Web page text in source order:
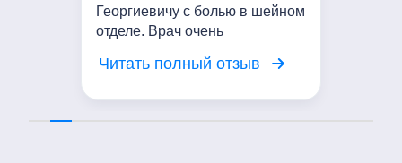
Георгиевичу с болью в шейном
отделе. Врач очень
жалобы, провел осмотр.
Читать полный отзыв